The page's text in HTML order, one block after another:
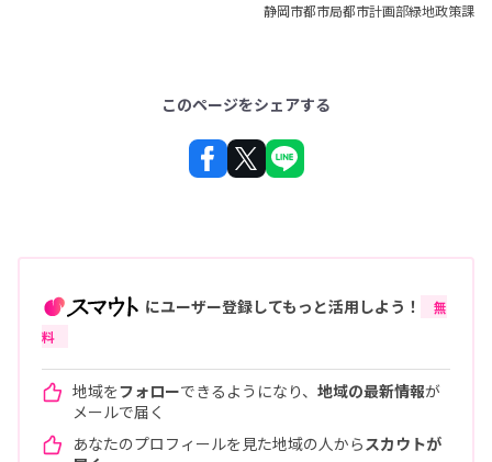
静岡市都市局都市計画部緑地政策課
このページをシェアする
にユーザー登録してもっと活用しよう！
無
料
地域をフォローできるようになり、 地域の最新情報が
メールで届く
あなたのプロフィールを見た地域の人から スカウトが